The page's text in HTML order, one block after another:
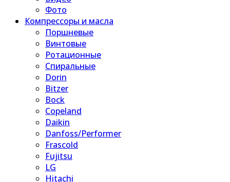
Фото
Компрессоры и масла
Поршневые
Винтовые
Ротационные
Спиральные
Dorin
Bitzer
Bock
Copeland
Daikin
Danfoss/Performer
Frascold
Fujitsu
LG
Hitachi